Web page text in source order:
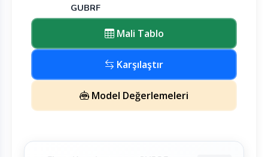
GUBRF
Mali Tablo
Karşılaştır
Model Değerlemeleri